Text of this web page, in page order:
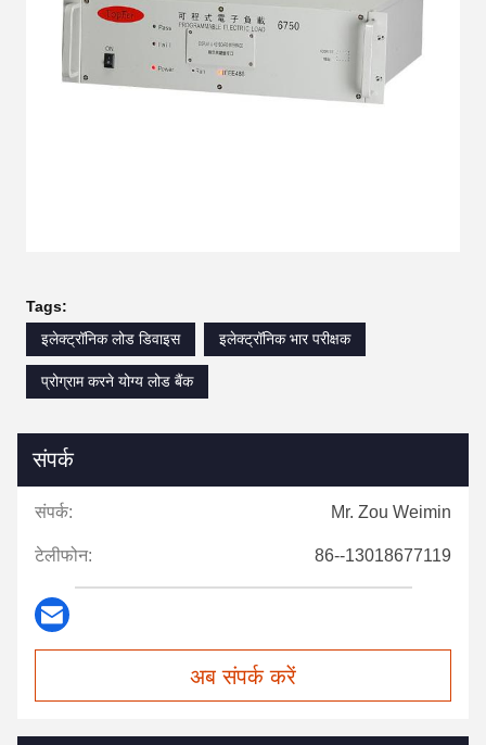
Tags:
इलेक्ट्रॉनिक लोड डिवाइस
इलेक्ट्रॉनिक भार परीक्षक
प्रोग्राम करने योग्य लोड बैंक
संपर्क
संपर्क: Mr. Zou Weimin
टेलीफोन: 86--13018677119
अब संपर्क करें